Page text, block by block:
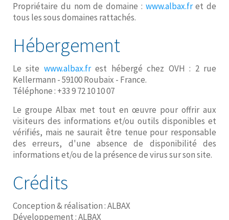
Propriétaire du nom de domaine : www.albax.fret de
tous les sous domaines rattachés.
Hébergement
Le site www.albax.frest hébergé chez OVH : 2 rue
Kellermann - 59100 Roubaix - France.
Téléphone : +33 9 72 10 10 07
Le groupe Albax met tout en œuvre pour offrir aux
visiteurs des informations et/ou outils disponibles et
vérifiés, mais ne saurait être tenue pour responsable
des erreurs, d'une absence de disponibilité des
informations et/ou de la présence de virus sur son site.
Crédits
Conception & réalisation : ALBAX
Développement : ALBAX